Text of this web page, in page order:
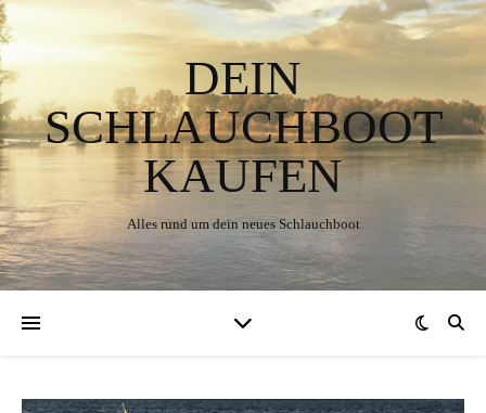
DEIN
SCHLAUCHBOOT
KAUFEN
Alles rund um dein neues Schlauchboot